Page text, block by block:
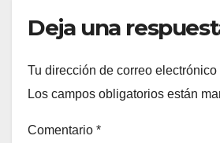
Deja una
Tu dirección de correo
Los campos obligatorios están
Comentario *